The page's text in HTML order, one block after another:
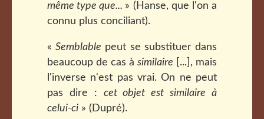
même type que... » (Hanse, que l'on a
connu plus conciliant).
«Semblable peut se substituer dans
beaucoup de cas à similaire [...], mais
l'inverse n'est pas vrai. On ne peut
pas dire : cet objet est similaire à
celui-ci » (Dupré).